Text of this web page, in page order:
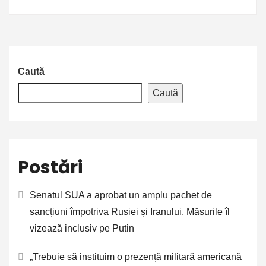
Caută
Caută
Postări
Senatul SUA a aprobat un amplu pachet de
sancțiuni împotriva Rusiei și Iranului. Măsurile îl
vizează inclusiv pe Putin
„Trebuie să instituim o prezență militară americană